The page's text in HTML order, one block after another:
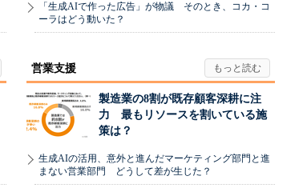
「生成AIで作った広告」が物議 そのとき、コカ・コ
ーラはどう動いた？
営業支援
製造業の8割が既存顧客深耕に注
力 最もリソースを割いている施
策は？
生成AIの活用、意外と進んだマーケティング部門と進
まない営業部門 どうして差が生じた？